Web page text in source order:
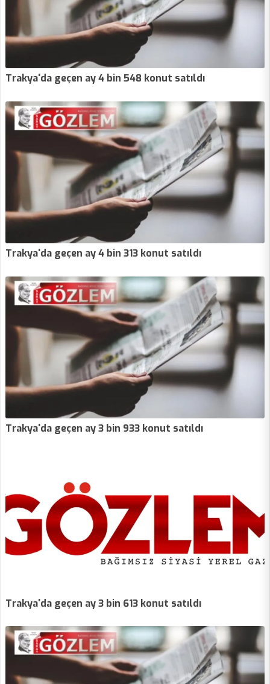
Trakya'da geçen ay 4 bin 548 konut satıldı
Trakya'da geçen ay 4 bin 313 konut satıldı
Trakya'da geçen ay 3 bin 933 konut satıldı
Trakya'da geçen ay 3 bin 613 konut satıldı